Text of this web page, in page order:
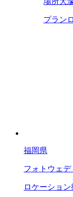
プラン
福岡県
フォトウェデ
ロケーション